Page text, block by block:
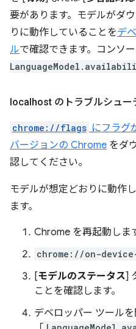
要があります。モデルがダ
りに動作していることをデ
ルで確認できます。コンソ
localhost のトラブルシュー
chrome://flags にフラグ
バージョンの Chrome をダ
認してください。
モデルが想定どおりに動作
ます。
Chrome を再起動しま
chrome://on-
[モデルのステータス]
ことを確認します。
デベロッパー ツール